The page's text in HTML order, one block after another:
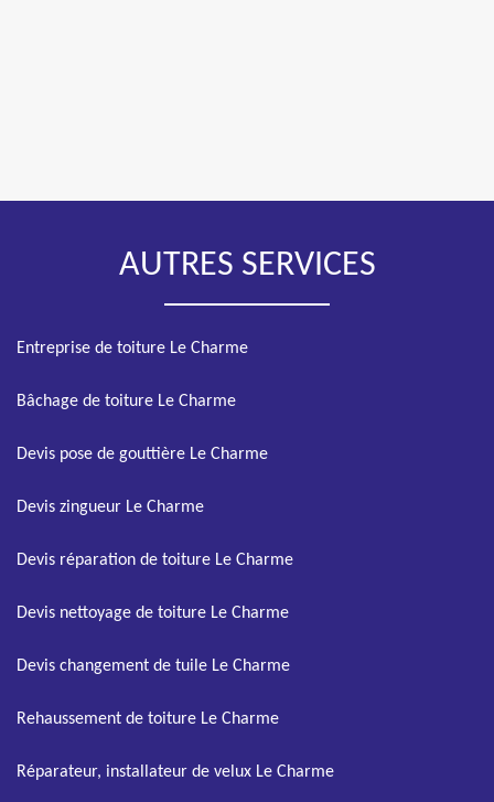
AUTRES SERVICES
Entreprise de toiture Le Charme
Bâchage de toiture Le Charme
Devis pose de gouttière Le Charme
Devis zingueur Le Charme
Devis réparation de toiture Le Charme
Devis nettoyage de toiture Le Charme
Devis changement de tuile Le Charme
Rehaussement de toiture Le Charme
Réparateur, installateur de velux Le Charme